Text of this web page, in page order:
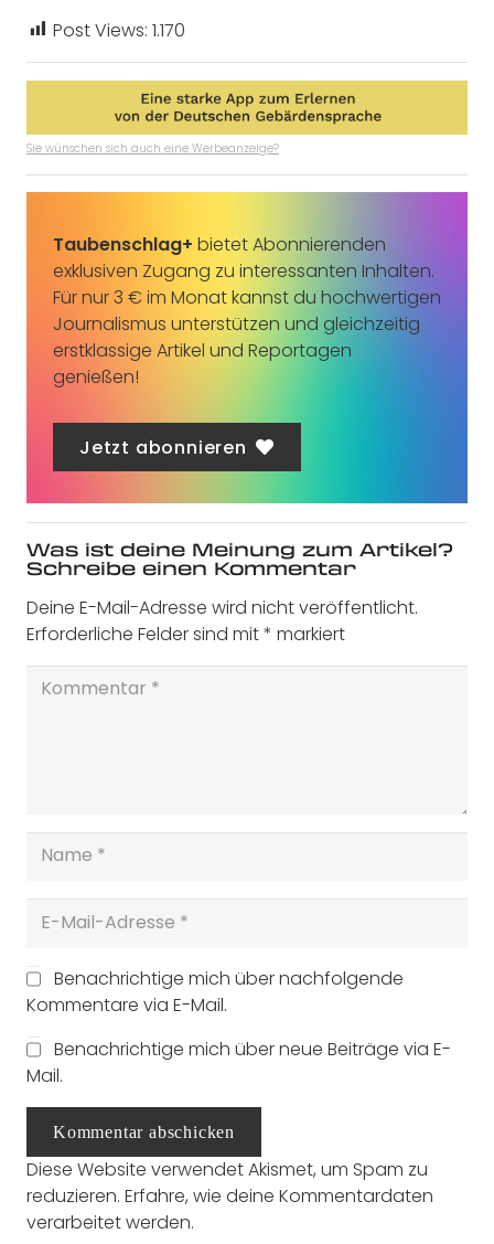
Post Views: 1.170
Sie wünschen sich auch eine Werbeanzeige?
Taubenschlag+ bietet Abonnierenden
exklusiven Zugang zu interessanten Inhalten.
Für nur 3 € im Monat kannst du hochwertigen
Journalismus unterstützen und gleichzeitig
erstklassige Artikel und Reportagen
genießen!
Jetzt abonnieren
Was ist deine Meinung zum Artikel?
Schreibe einen Kommentar
Deine E-Mail-Adresse wird nicht veröffentlicht.
Erforderliche Felder sind mit* markiert
Benachrichtige mich über nachfolgende
Kommentare via E-Mail.
Benachrichtige mich über neue Beiträge via E-
Mail.
Kommentar abschicken
Diese Website verwendet Akismet, um Spam zu
reduzieren. Erfahre, wie deine Kommentardaten
verarbeitet werden.